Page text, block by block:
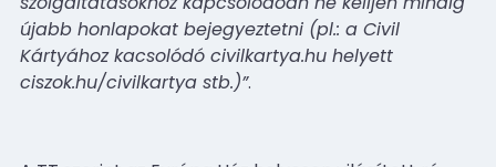
újabb honlapokat bejegyeztetni (pl.: a Civil
Kártyához kacsolódó civilkartya.hu helyett
ciszok.hu/civilkartya stb.)”.